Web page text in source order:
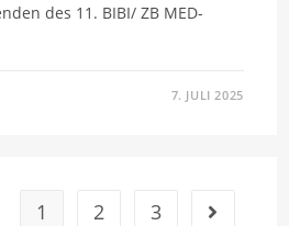
des 11. BIBI/ ZB MED-
7. JULI 2025
1 2 3 Gehe zur